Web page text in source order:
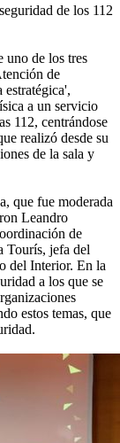
de los 112
uno de los tres
de
a un servicio
112, centrándose
realizó desde su
de la sala y
que fue moderada
Leandro
de
Tourís, jefa del
del Interior. En la
a los que se
estos temas, que